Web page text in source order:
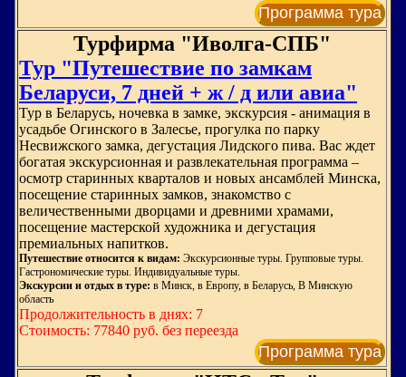
Программа тура
Турфирма "Иволга-СПБ"
Тур "Путешествие по замкам
Беларуси, 7 дней + ж / д или авиа"
Тур в Беларусь, ночевка в замке, экскурсия - анимация в
усадьбе Огинского в Залесье, прогулка по парку
Несвижского замка, дегустация Лидского пива. Вас ждет
богатая экскурсионная и развлекательная программа –
осмотр старинных кварталов и новых ансамблей Минска,
посещение старинных замков, знакомство с
величественными дворцами и древними храмами,
посещение мастерской художника и дегустация
премиальных напитков.
Путешествие относится к видам: Экскурсионные туры. Групповые туры.
Гастрономические туры. Индивидуальные туры.
Экскурсии и отдых в туре: в Минск, в Европу, в Беларусь, В Минскую
область
Продолжительность в днях: 7
Стоимость: 77840 руб. без переезда
Программа тура